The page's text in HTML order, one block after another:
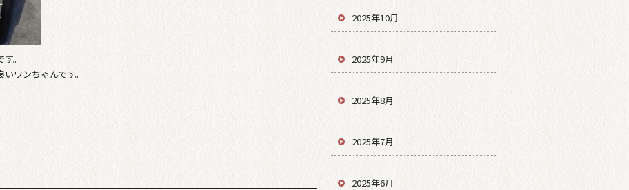
。
ワンちゃんです。
2025年10月
2025年9月
2025年8月
2025年7月
2025年6月